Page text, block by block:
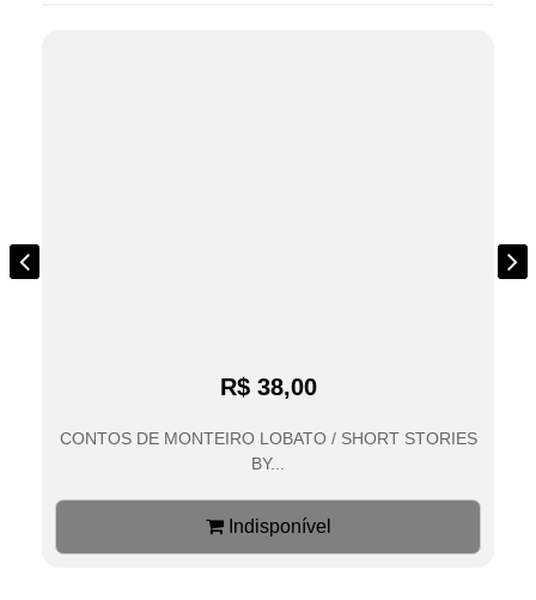
R$ 38,00
CONTOS DE MONTEIRO LOBATO / SHORT STORIES
BY...
Indisponível